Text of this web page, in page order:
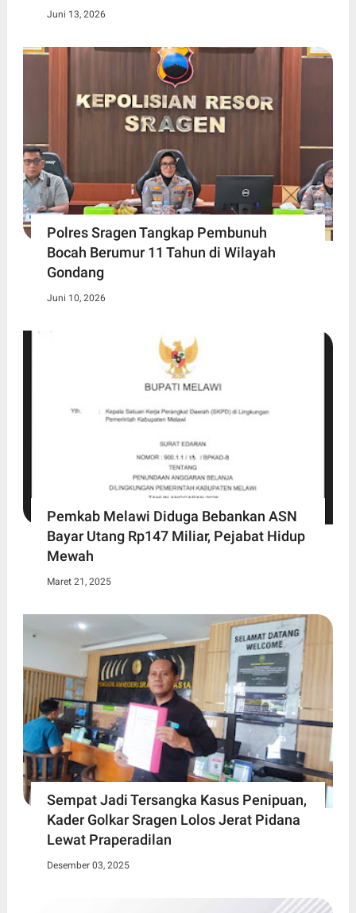
Juni 13, 2026
Polres Sragen Tangkap Pembunuh
Bocah Berumur 11 Tahun di Wilayah
Gondang
Juni 10, 2026
Pemkab Melawi Diduga Bebankan ASN
Bayar Utang Rp147 Miliar, Pejabat Hidup
Mewah
Maret 21, 2025
Sempat Jadi Tersangka Kasus Penipuan,
Kader Golkar Sragen Lolos Jerat Pidana
Lewat Praperadilan
Desember 03, 2025